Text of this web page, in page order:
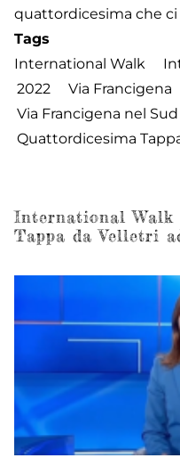
quattordicesima che ci
Tags
International Walk
2022
Via Francigena
Via Francigena nel
Quattordicesima
International Walk
Tappa da Velletri